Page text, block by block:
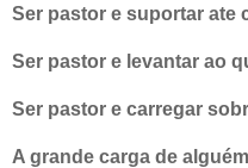
Ser pastor e suportar ate
Ser pastor e levantar ao
Ser pastor e carregar
A grande carga de